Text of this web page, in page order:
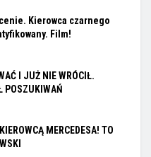
Kierowca czarnego
Film!
I JUŻ NIE WRÓCIŁ.
POSZUKIWAŃ
MERCEDESA! TO